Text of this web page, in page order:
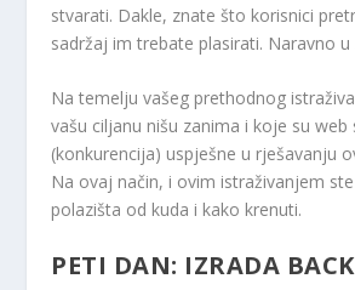
stvarati. Dakle, znate što korisnici
sadržaj im trebate plasirati. Naravno
Na temelju vašeg prethodnog
vašu ciljanu nišu zanima i koje su web
(konkurencija) uspješne u rješavanju
Na ovaj način, i ovim istraživanjem
polazišta od kuda i kako krenuti.
PETI DAN: IZRADA